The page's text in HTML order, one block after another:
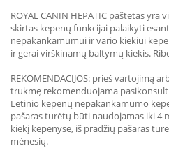
ROYAL CANIN HEPATIC paštetas
skirtas kepenų funkcijai palaikyti
nepakankamumui ir vario kiekiui
ir gerai virškinamų baltymų kiekis.
REKOMENDACIJOS: prieš vartojimą
trukmę rekomenduojama
Lėtinio kepenų nepakankamumo
pašaras turėtų būti naudojamas iki 4
kiekį kepenyse, iš pradžių pašaras
mėnesių.